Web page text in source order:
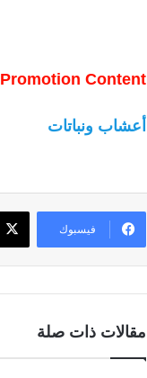
Promotion Content
أعشاب ونباتات
فيسبوك
مقالات ذات صلة